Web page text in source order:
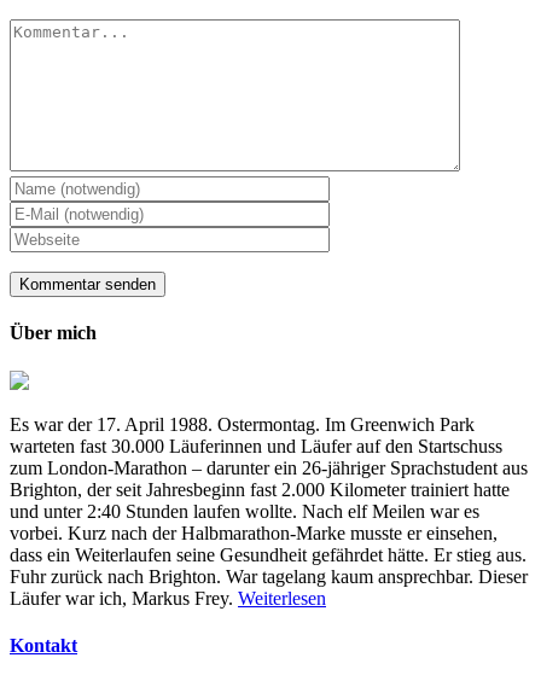
Kommentar
Über mich
Es war der 17. April 1988. Ostermontag. Im Greenwich Park
warteten fast 30.000 Läuferinnen und Läufer auf den Startschuss
zum London-Marathon – darunter ein 26-jähriger Sprachstudent aus
Brighton, der seit Jahresbeginn fast 2.000 Kilometer trainiert hatte
und unter 2:40 Stunden laufen wollte. Nach elf Meilen war es
vorbei. Kurz nach der Halbmarathon-Marke musste er einsehen,
dass ein Weiterlaufen seine Gesundheit gefährdet hätte. Er stieg aus.
Fuhr zurück nach Brighton. War tagelang kaum ansprechbar. Dieser
Läufer war ich, Markus Frey. Weiterlesen
Kontakt